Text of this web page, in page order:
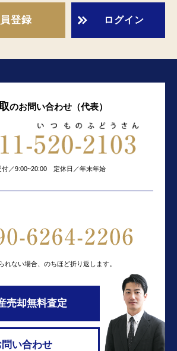
登録 ログイン
のお問い合わせ（代表）
付／9:00~20:00 定休日／年末年始
れない場合、のちほど折り返します。
売却無料査定
問い合わせ